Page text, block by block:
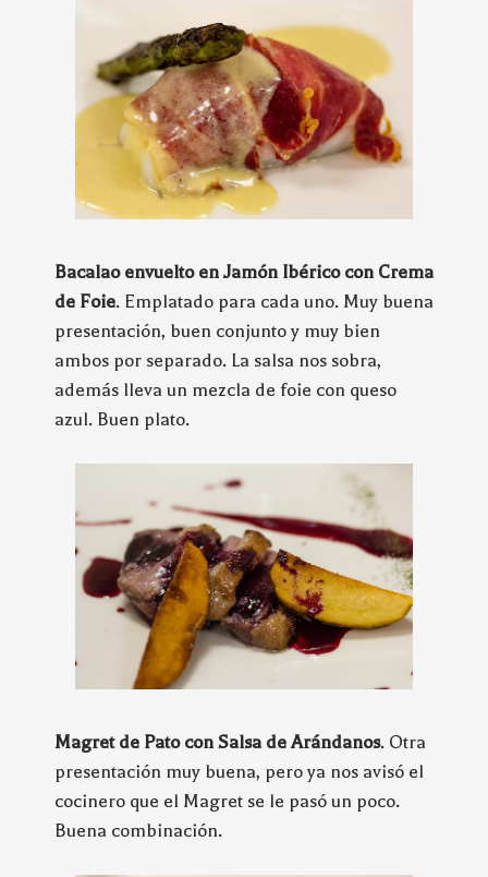
Bacalao envuelto en Jamón Ibérico con Crema
de Foie. Emplatado para cada uno. Muy buena
presentación, buen conjunto y muy bien
ambos por separado. La salsa nos sobra,
además lleva un mezcla de foie con queso
azul. Buen plato.
Magret de Pato con Salsa de Arándanos. Otra
presentación muy buena, pero ya nos avisó el
cocinero que el Magret se le pasó un poco.
Buena combinación.